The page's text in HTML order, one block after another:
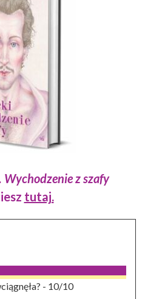
Wychodzenie z szafy
tutaj.
- 10/10